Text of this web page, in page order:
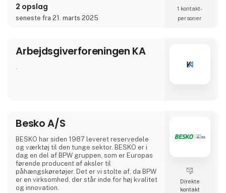
aktuelle behov. Gennem et landsdækkende
netværk af uddannelsesinstitutioner arbejder
AMU Danmark målrettet på at fremme
2 opslag
seneste fra 21. marts 2025
1 kontakt­
personer
Arbejdsgiverforeningen KA
Besko A/S
BESKO har siden 1987 leveret reservedele
og værktøj til den tunge sektor. BESKO er i
dag en del af BPW gruppen, som er Europas
førende producent af aksler til
påhængskøretøjer. Det er vi stolte af, da BPW
er en virksomhed, der står inde for høj kvalitet
og innovation.
Direkte
kontakt